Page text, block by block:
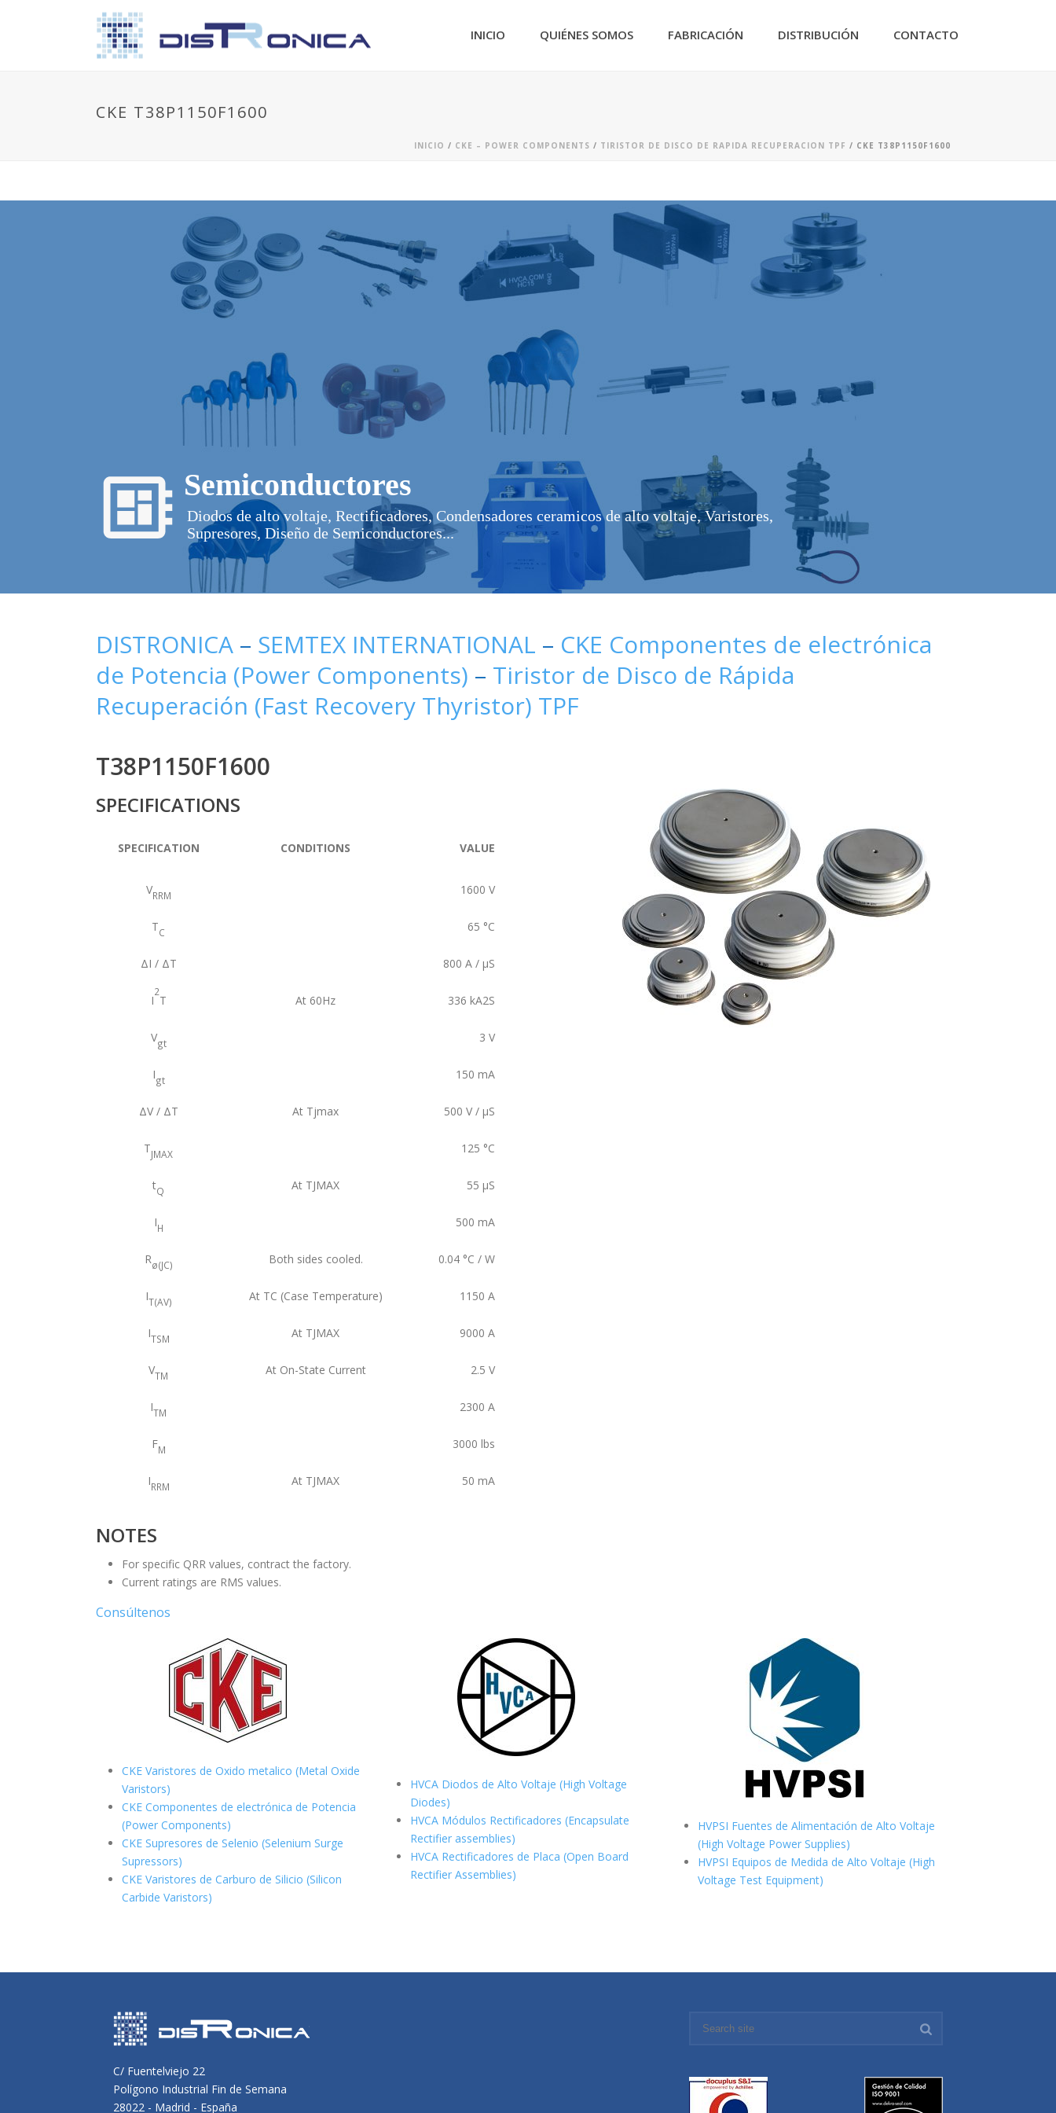
INICIO QUIÉNES SOMOS FABRICACIÓN DISTRIBUCIÓN CONTACTO
CKE T38P1150F1600
INICIO / CKE – POWER COMPONENTS / TIRISTOR DE DISCO DE RAPIDA RECUPERACION TPF / CKE T38P1150F1600
Semiconductores
Diodos de alto voltaje, Rectificadores, Condensadores ceramicos de alto voltaje, Varistores,
Supresores, Diseño de Semiconductores...
DISTRONICA – SEMTEX INTERNATIONAL – CKE Componentes de electrónica
de Potencia (Power Components) – Tiristor de Disco de Rápida
Recuperación (Fast Recovery Thyristor) TPF
T38P1150F1600
SPECIFICATIONS
SPECIFICATION CONDITIONS VALUE
VRRM 1600 V
TC 65 °C
ΔI / ΔT 800 A / µS
I
2
T At 60Hz 336 kA2S
Vgt 3 V
Igt 150 mA
ΔV / ΔT At Tjmax 500 V / µS
TJMAX 125 °C
tQ At TJMAX 55 µS
IH 500 mA
Rø(JC) Both sides cooled. 0.04 °C / W
IT(AV) At TC (Case Temperature) 1150 A
ITSM At TJMAX 9000 A
VTM At On-State Current 2.5 V
ITM 2300 A
FM 3000 lbs
IRRM At TJMAX 50 mA
NOTES
For specific QRR values, contract the factory.
Current ratings are RMS values.
Consúltenos
CKE Varistores de Oxido metalico (Metal Oxide
Varistors)
CKE Componentes de electrónica de Potencia
(Power Components)
CKE Supresores de Selenio (Selenium Surge
Supressors)
CKE Varistores de Carburo de Silicio (Silicon
Carbide Varistors)
HVCA Diodos de Alto Voltaje (High Voltage
Diodes)
HVCA Módulos Rectificadores (Encapsulate
Rectifier assemblies)
HVCA Rectificadores de Placa (Open Board
Rectifier Assemblies)
HVPSI Fuentes de Alimentación de Alto Voltaje
(High Voltage Power Supplies)
HVPSI Equipos de Medida de Alto Voltaje (High
Voltage Test Equipment)
C/ Fuentelviejo 22
Polígono Industrial Fin de Semana
28022 - Madrid - España